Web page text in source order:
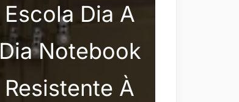
Escola Dia A
Dia Notebook
Resistente À